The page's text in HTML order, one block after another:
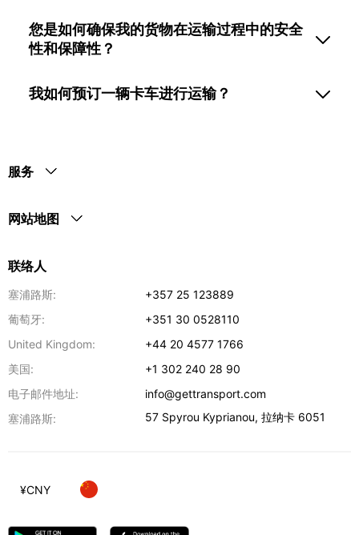
您是如何确保我的货物在运输过程中的安全
性和保障性？
我如何预订一辆卡车进行运输？
服务
网站地图
联络人
塞浦路斯:
+357 25 123889
葡萄牙:
+351 30 0528110
United Kingdom:
+44 20 4577 1766
美国:
+1 302 240 28 90
电子邮件地址:
info@gettransport.com
塞浦路斯:
57 Spyrou Kyprianou,拉纳卡 6051
¥CNY